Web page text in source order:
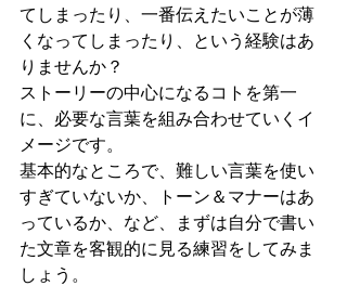
てしまったり、一番伝えたいことが薄
くなってしまったり、という経験はあ
りませんか？
ストーリーの中心になるコトを第一
に、必要な言葉を組み合わせていくイ
メージです。
基本的なところで、難しい言葉を使い
すぎていないか、トーン＆マナーはあ
っているか、など、まずは自分で書い
た文章を客観的に見る練習をしてみま
しょう。